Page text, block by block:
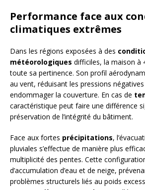
Performance face aux
climatiques extrêmes
Dans les régions exposées à des
météorologiques difficiles, la maison à
toute sa pertinence. Son profil
au vent, réduisant les pressions
endommager la couverture. En cas de
caractéristique peut faire une différence
préservation de l’intégrité du bâtiment.
Face aux fortes précipitations,
pluviales s’effectue de manière plus
multiplicité des pentes. Cette
d’accumulation d’eau et de neige,
problèmes structurels liés au poids